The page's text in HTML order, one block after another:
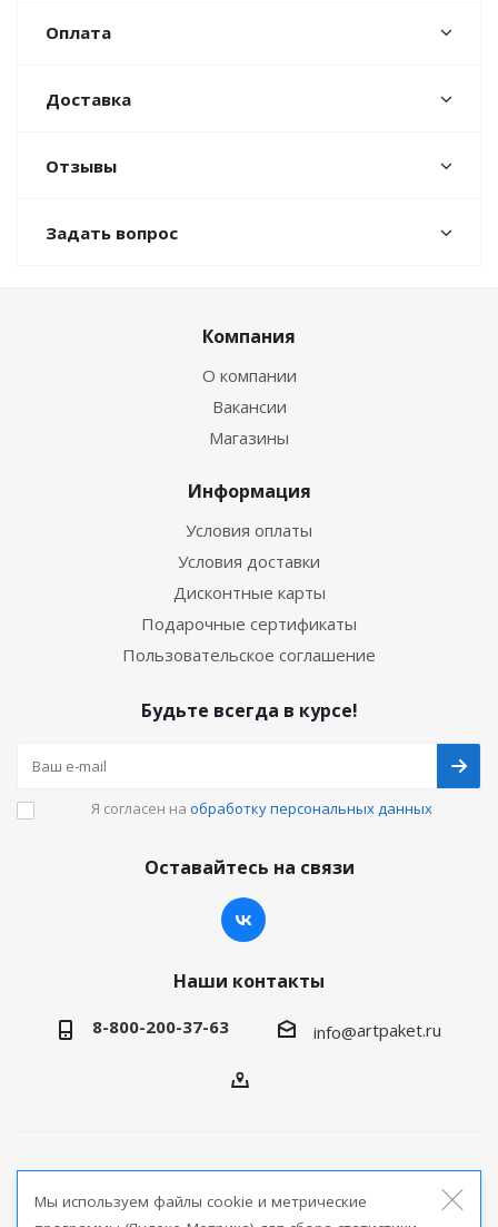
Оплата
Доставка
Отзывы
Задать вопрос
Компания
О компании
Вакансии
Магазины
Информация
Условия оплаты
Условия доставки
Дисконтные карты
Подарочные сертификаты
Пользовательское соглашение
Будьте всегда в курсе!
Я согласен на обработку персональных данных
Оставайтесь на связи
Наши контакты
8-800-200-37-63 info@artpaket.ru
продукции
Мы используем файлы cookie и метрические